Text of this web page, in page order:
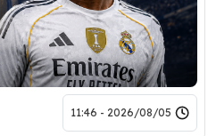
2026/08/05 - 11:46